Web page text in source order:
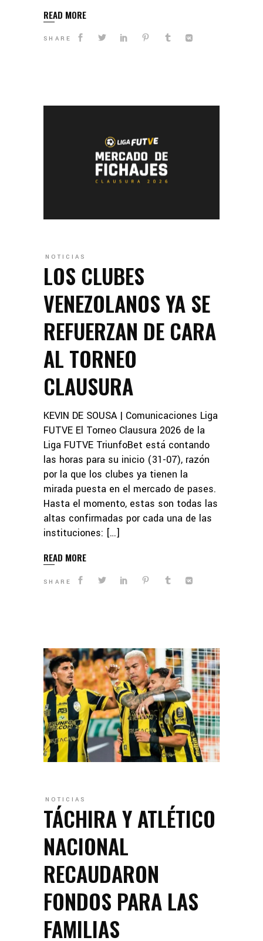
READ MORE
SHARE
NOTICIAS
LOS CLUBES
VENEZOLANOS YA SE
REFUERZAN DE CARA
AL TORNEO
CLAUSURA
KEVIN DE SOUSA | Comunicaciones Liga
FUTVE El Torneo Clausura 2026 de la
Liga FUTVE TriunfoBet está contando
las horas para su inicio (31-07), razón
por la que los clubes ya tienen la
mirada puesta en el mercado de pases.
Hasta el momento, estas son todas las
altas confirmadas por cada una de las
instituciones: […]
READ MORE
SHARE
NOTICIAS
TÁCHIRA Y ATLÉTICO
NACIONAL
RECAUDARON
FONDOS PARA LAS
FAMILIAS